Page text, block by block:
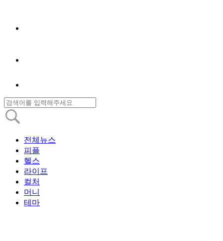
전체뉴스
피플
헬스
라이프
컬처
머니
테마